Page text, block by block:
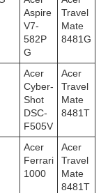
Aspire
V7-
582P
G
Travel
Mate
8481G
Acer
Cyber-
Shot
DSC-
F505V
Acer
Travel
Mate
8481T
Acer
Ferrari
1000
Acer
Travel
Mate
8481T